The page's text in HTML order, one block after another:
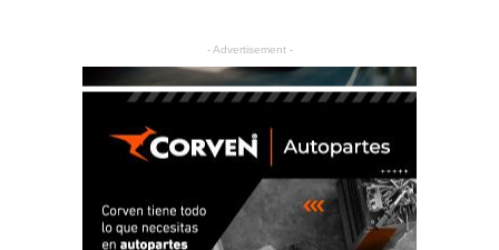
- Advertisement -